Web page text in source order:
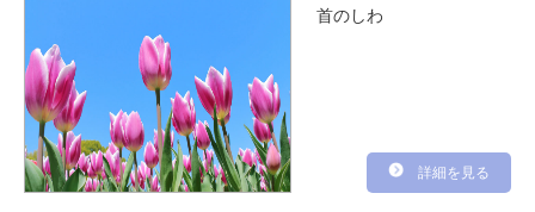
首のしわ
詳細を見る